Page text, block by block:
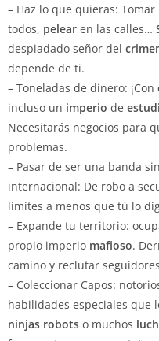
– Haz lo que quieras:
todos, pelear en las calles…
despiadado señor del
depende de ti.
– Toneladas de dinero: ¡Con
incluso un imperio de
Necesitarás negocios para
problemas.
– Pasar de ser una banda
internacional: De robo a
límites a menos que tú lo
– Expande tu territorio:
propio imperio mafioso.
camino y reclutar
– Coleccionar Capos:
habilidades especiales que
ninjas robots o muchos